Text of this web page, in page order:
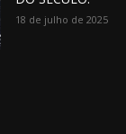
18 de julho de 2025